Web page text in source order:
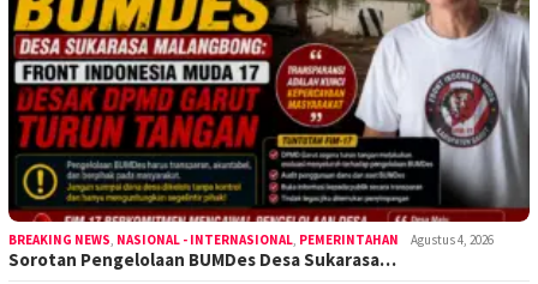
BREAKING NEWS, NASIONAL - INTERNASIONAL, PEMERINTAHAN Agustus 4, 2026
Sorotan Pengelolaan BUMDes Desa Sukarasa…